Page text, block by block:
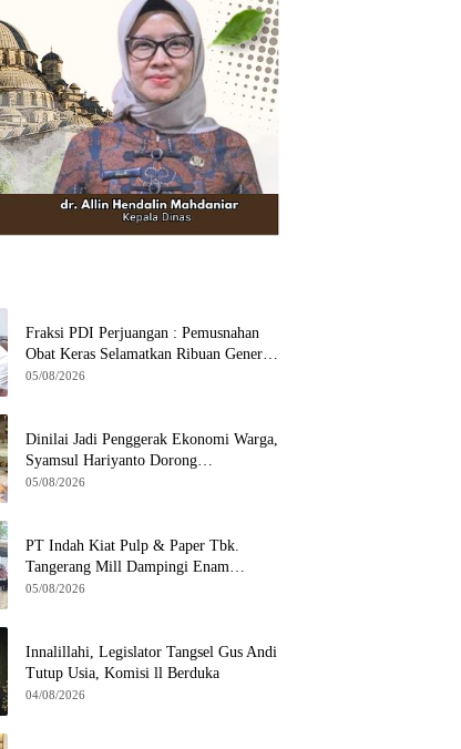
Fraksi PDI Perjuangan : Pemusnahan
Obat Keras Selamatkan Ribuan Generasi
Muda Tangsel
05/08/2026
Dinilai Jadi Penggerak Ekonomi Warga,
Syamsul Hariyanto Dorong
Pengembangan Budidaya Jamur Crispy
05/08/2026
PT Indah Kiat Pulp & Paper Tbk.
Tangerang Mill Dampingi Enam
Wilayah Binaan
05/08/2026
Innalillahi, Legislator Tangsel Gus Andi
Tutup Usia, Komisi ll Berduka
04/08/2026